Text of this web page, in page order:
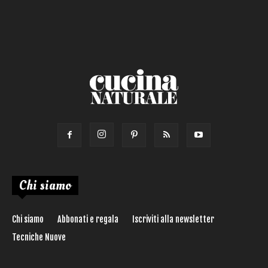
Chi siamo
Chi siamo Abbonati e regala
Iscriviti alla newsletter
Tecniche Nuove